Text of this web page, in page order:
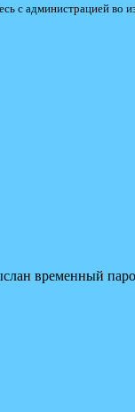
с администрацией во
временный